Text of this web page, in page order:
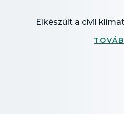
Elkészült a civil